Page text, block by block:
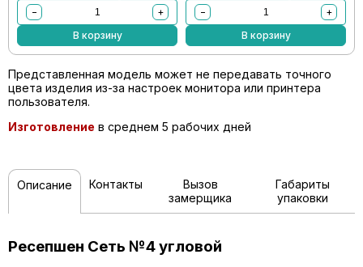
−
+
В корзину
−
+
В корзину
Представленная модель может не передавать точного
цвета изделия из-за настроек монитора или принтера
пользователя.
Изготовление в среднем 5 рабочих дней
Описание Контакты
Вызов
замерщика
Габариты
упаковки
Ресепшен Сеть №4 угловой